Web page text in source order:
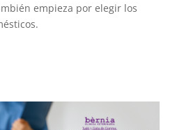
empieza por elegir los